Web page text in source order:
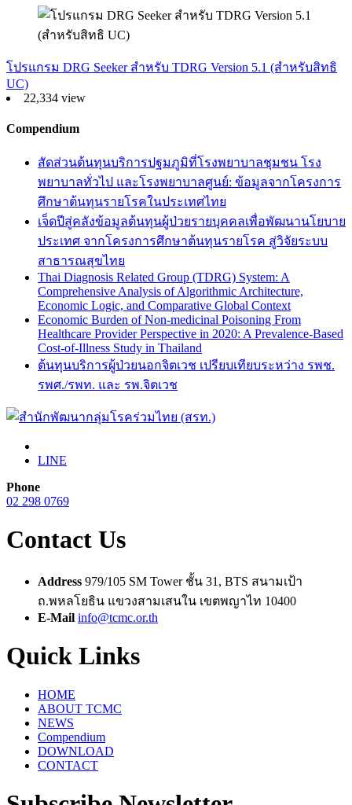
โปรแกรม DRG Seeker สำหรับ TDRG Version 5.1 (สำหรับสิทธิ
UC)
22,334 view
Compendium
สัดส่วนต้นทุนบริการปฐมภูมิที่โรงพยาบาลชุมชน โรง
พยาบาลทั่วไป และโรงพยาบาลศูนย์: ข้อมูลจากโครงการ
ศึกษาต้นทุนรายโรคในประเทศไทย
เจ็ดปีสู่คลังข้อมูลต้นทุนผู้ป่วยรายบุคคลเพื่อพัฒนานโยบาย
ประเทศ จากโครงการศึกษาต้นทุนรายโรค สู่วิจัยระบบ
สาธารณสุขไทย
Thai Diagnosis Related Group (TDRG) System: A
Comprehensive Analysis of Algorithmic Architecture,
Economic Logic, and Comparative Global Context
Economic Burden of Non-medicinal Poisoning From
Healthcare Provider Perspective in 2020: A Prevalence-Based
Cost-of-Illness Study in Thailand
ต้นทุนบริการผู้ป่วยนอกจิตเวช เปรียบเทียบระหว่าง รพช.
รพศ./รพท. และ รพ.จิตเวช
LINE
Phone
02 298 0769
Contact Us
Address 979/105 SM Tower ชั้น 31, BTS สนามเป้า
ถ.พหลโยธิน แขวงสามเสนใน เขตพญาไท 10400
E-Mail info@tcmc.or.th
Quick Links
HOME
ABOUT TCMC
NEWS
Compendium
DOWNLOAD
CONTACT